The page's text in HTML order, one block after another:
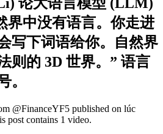
界中没有语言。你走进
写下词语给你。自然界
则的 3D 世界。” 语言
。
@FinanceYF5 published on lúc
post contains 1 video.